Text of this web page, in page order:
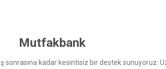
Mutfakbank
sonrasına kadar kesintisiz bir destek sunuyoruz.